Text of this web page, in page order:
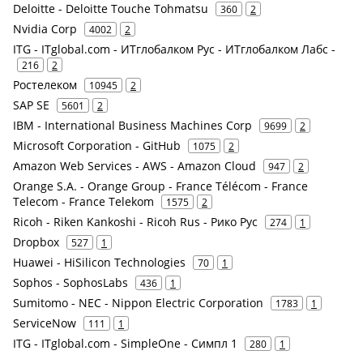
Deloitte - Deloitte Touche Tohmatsu 360 2
Nvidia Corp 4002 2
ITG - ITglobal.com - ИТглобалком Рус - ИТглобалком Лабс -
216 2
Ростелеком 10945 2
SAP SE 5601 2
IBM - International Business Machines Corp 9699 2
Microsoft Corporation - GitHub 1075 2
Amazon Web Services - AWS - Amazon Cloud 947 2
Orange S.A. - Orange Group - France Télécom - France
Telecom - France Telekom
1575 2
Ricoh - Riken Kankoshi - Ricoh Rus - Рико Рус 274 1
Dropbox 527 1
Huawei - HiSilicon Technologies 70 1
Sophos - SophosLabs 436 1
Sumitomo - NEC - Nippon Electric Corporation 1783 1
ServiceNow 111 1
ITG - ITglobal.com - SimpleOne - Симпл 1 280 1